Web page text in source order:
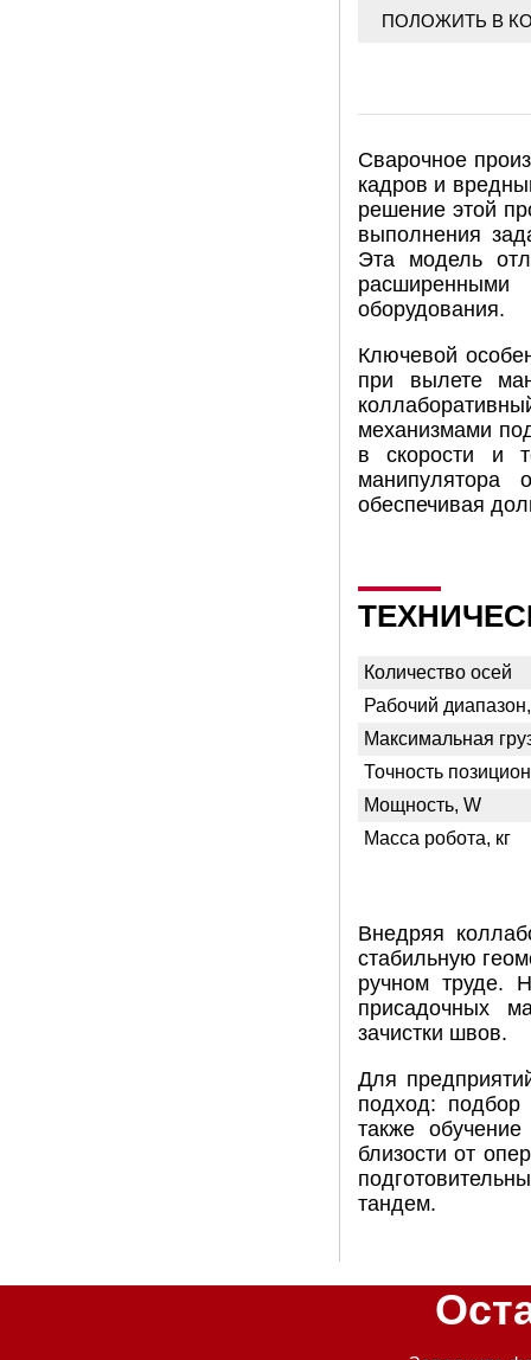
Сварочное
кадров и
решение этой
выполнения
Эта модель
расширенными
оборудования.
Ключевой
при вылете
механизмами
в скорости и
манипулятора
обеспечивая
Количество осей
Рабочий
Максимальная
Точность
Мощность, W
Масса робота, кг
Внедряя
стабильную
ручном труде.
присадочных
зачистки швов.
Для
подход: подбор
также
близости от
тандем.